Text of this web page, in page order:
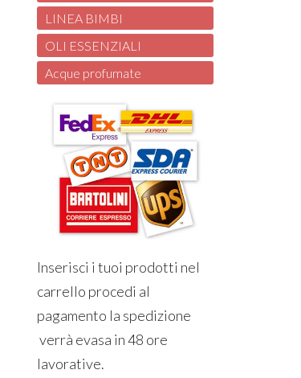
LINEA BIMBI
OLI ESSENZIALI
Acque profumate
Inserisci i tuoi prodotti nel
carrello procedi al
pagamento la spedizione
verrà evasa in 48 ore
lavorative.